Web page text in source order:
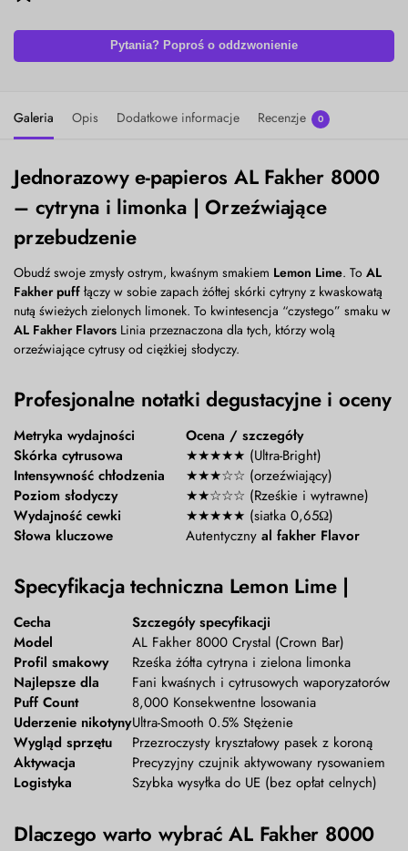
Pytania? Poproś o oddzwonienie
Galeria Opis Dodatkowe informacje Recenzje 0
Jednorazowy e-papieros AL Fakher 8000
– cytryna i limonka | Orzeźwiające
przebudzenie
Obudź swoje zmysły ostrym, kwaśnym smakiem Lemon Lime. To AL
Fakher puff łączy w sobie zapach żółtej skórki cytryny z kwaskowatą
nutą świeżych zielonych limonek. To kwintesencja “czystego” smaku w
AL Fakher Flavors Linia przeznaczona dla tych, którzy wolą
orzeźwiające cytrusy od ciężkiej słodyczy.
Profesjonalne notatki degustacyjne i oceny
Metryka wydajności
Ocena / szczegóły
Skórka cytrusowa
★★★★★ (Ultra-Bright)
Intensywność chłodzenia
★★★☆☆ (orzeźwiający)
Poziom słodyczy
★★☆☆☆ (Rześkie i wytrawne)
Wydajność cewki
★★★★★ (siatka 0,65Ω)
Słowa kluczowe
Autentyczny al fakher Flavor
Specyfikacja techniczna Lemon Lime |
Cecha
Szczegóły specyfikacji
Model
AL Fakher 8000 Crystal (Crown Bar)
Profil smakowy
Rześka żółta cytryna i zielona limonka
Najlepsze dla
Fani kwaśnych i cytrusowych waporyzatorów
Puff Count
8,000 Konsekwentne losowania
Uderzenie nikotynyUltra-Smooth 0.5% Stężenie
Wygląd sprzętu
Przezroczysty kryształowy pasek z koroną
Aktywacja
Precyzyjny czujnik aktywowany rysowaniem
Logistyka
Szybka wysyłka do UE (bez opłat celnych)
Dlaczego warto wybrać AL Fakher 8000